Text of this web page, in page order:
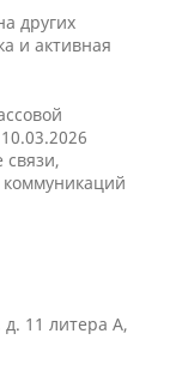
других
и активная
11 литера А,